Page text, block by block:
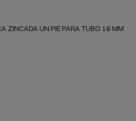
ZINCADA UN PIE PARA TUBO 16 MM